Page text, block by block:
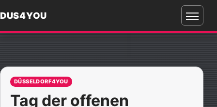
DUS4YOU
Menü
DÜSSELDORF4YOU
Tag der offenen